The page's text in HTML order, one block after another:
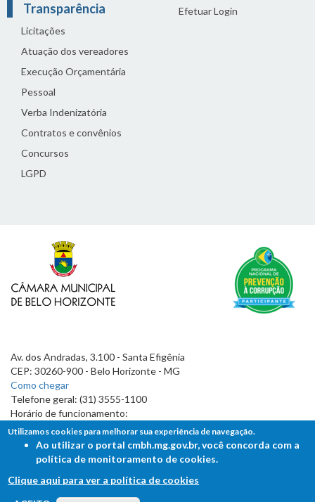
Transparência
Licitações
Atuação dos vereadores
Execução Orçamentária
Pessoal
Verba Indenizatória
Contratos e convênios
Concursos
LGPD
Efetuar Login
Av. dos Andradas, 3.100 - Santa Efigênia
CEP: 30260-900 - Belo Horizonte - MG
Como chegar
Telefone geral: (31) 3555-1100
Horário de funcionamento:
7h às 19h
FALE COM A CÂMARA
Utilizamos cookies para melhorar sua experiência de navegação.
Ao utilizar o portal cmbh.mg.gov.br, você concorda com a
política de monitoramento de cookies.
Clique aqui para ver a política de cookies